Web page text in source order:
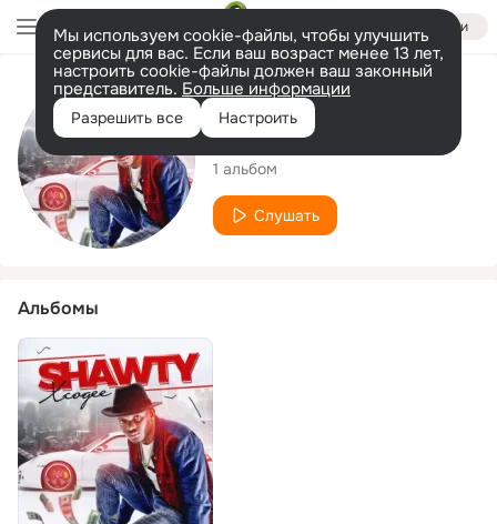
Войти
Мы используем cookie-файлы, чтобы улучшить
сервисы для вас. Если ваш возраст менее 13 лет,
настроить cookie-файлы должен ваш законный
представитель. Больше информации
Разрешить все Настроить
Исполнитель
XCOGEE
1 альбом
Слушать
Альбомы